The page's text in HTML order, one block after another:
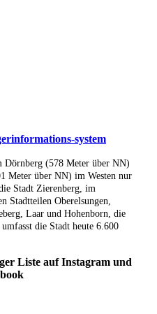
system
Dörnberg (578 Meter über NN)
Meter über NN) im Westen nur
Stadt Zierenberg, im
Stadtteilen Oberelsungen,
Laar und Hohenborn, die
die Stadt heute 6.600
Liste auf Instagram und